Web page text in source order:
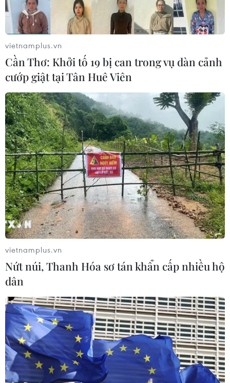
Lập kênh TikTok khởi nghiệp, lừa
đảo chiếm đoạt 15 tỷ đồng
05/08/2026 11:36
Đắk Lắk: Án phạt nghiêm minh với
đối tượng phá hoại đoàn kết dân tộc
05/08/2026 09:58
Hà Nội xét xử ổ nhóm 50 đối tượng tổ
chức sử dụng ma túy trong quán
karaoke
05/08/2026 09:38
Khởi tố người đàn ông xịt vòi cao áp
vào thợ tháo dỡ nhà sát vách
05/08/2026 09:23
Xem thêm
vietnamplus.vn
Cần Thơ: Khởi tố 19 bị can trong vụ dàn cảnh
cướp giật tại Tân Huê Viên
vietnamplus.vn
Nứt núi, Thanh Hóa sơ tán khẩn cấp nhiều hộ
dân